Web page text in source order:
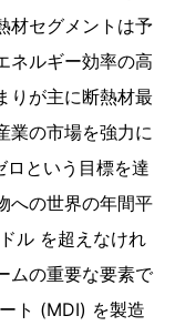
材セグメントは予
ネルギー効率の高
りが主に断熱材最
業の市場を強力に
という目標を達
への世界の年間平
ル を超えなけれ
ムの重要な要素で
ト (MDI) を製造